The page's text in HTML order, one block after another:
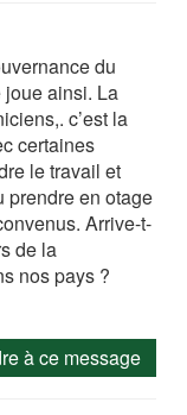
du
joue ainsi. La
c’est la
certaines
le travail et
prendre en otage
Arrive-t-
de la
nos pays ?
à ce message